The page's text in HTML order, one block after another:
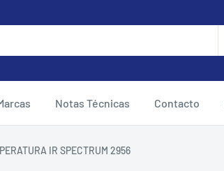
Notas Técnicas Contacto
IR SPECTRUM 2956